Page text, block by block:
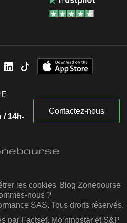
/ 14h-
Contactez-nous
les cookies Blog Zonebourse
nous ?
SAS. Tous droits réservés.
par Factset, Morningstar et S&P